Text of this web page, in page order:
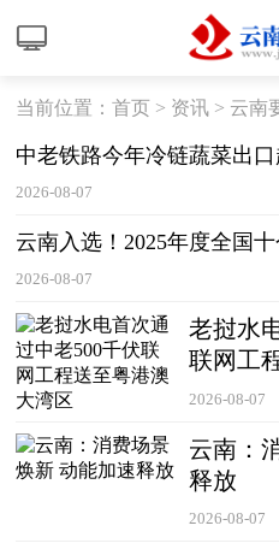
当前位置：首页 > 资讯 > 云南
中老铁路今年冷链蔬菜出口
2026-08-07
云南入选！2025年度全国
2026-08-07
老挝水
联网工
2026-08-07
云南：
释放
2026-08-07